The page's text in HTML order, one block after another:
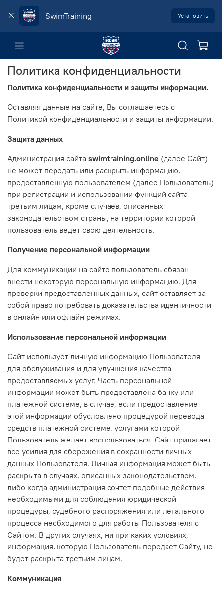
SwimTraining Установить
Политика конфиденциальности
Политика конфиденциальности и защиты информации.
Оставляя данные на сайте, Вы соглашаетесь с
Политикой конфиденциальности и защиты информации.
Защита данных
Администрация сайта swimtraining.online (далее Сайт)
не может передать или раскрыть информацию,
предоставленную пользователем (далее Пользователь)
при регистрации и использовании функций сайта
третьим лицам, кроме случаев, описанных
законодательством страны, на территории которой
пользователь ведет свою деятельность.
Получение персональной информации
Для коммуникации на сайте пользователь обязан
внести некоторую персональную информацию. Для
проверки предоставленных данных, сайт оставляет за
собой право потребовать доказательства идентичности
в онлайн или офлайн режимах.
Использование персональной информации
Сайт использует личную информацию Пользователя
для обслуживания и для улучшения качества
предоставляемых услуг. Часть персональной
информации может быть предоставлена банку или
платежной системе, в случае, если предоставление
этой информации обусловлено процедурой перевода
средств платежной системе, услугами которой
Пользователь желает воспользоваться. Сайт прилагает
все усилия для сбережения в сохранности личных
данных Пользователя. Личная информация может быть
раскрыта в случаях, описанных законодательством,
либо когда администрация сочтет подобные действия
необходимыми для соблюдения юридической
процедуры, судебного распоряжения или легального
процесса необходимого для работы Пользователя с
Сайтом. В других случаях, ни при каких условиях,
информация, которую Пользователь передает Сайту, не
будет раскрыта третьим лицам.
Коммуникация